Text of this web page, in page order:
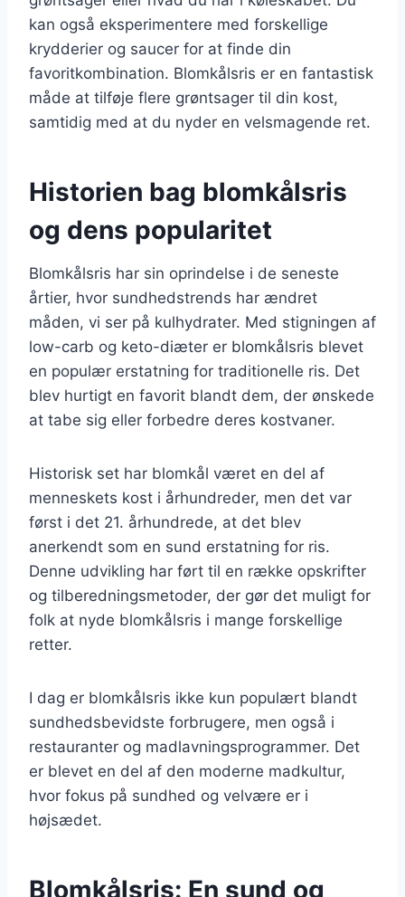
kan også eksperimentere med forskellige
krydderier og saucer for at finde din
favoritkombination. Blomkålsris er en fantastisk
måde at tilføje flere grøntsager til din kost,
samtidig med at du nyder en velsmagende ret.
Historien bag blomkålsris
og dens popularitet
Blomkålsris har sin oprindelse i de seneste
årtier, hvor sundhedstrends har ændret
måden, vi ser på kulhydrater. Med stigningen af
low-carb og keto-diæter er blomkålsris blevet
en populær erstatning for traditionelle ris. Det
blev hurtigt en favorit blandt dem, der ønskede
at tabe sig eller forbedre deres kostvaner.
Historisk set har blomkål været en del af
menneskets kost i århundreder, men det var
først i det 21. århundrede, at det blev
anerkendt som en sund erstatning for ris.
Denne udvikling har ført til en række opskrifter
og tilberedningsmetoder, der gør det muligt for
folk at nyde blomkålsris i mange forskellige
retter.
I dag er blomkålsris ikke kun populært blandt
sundhedsbevidste forbrugere, men også i
restauranter og madlavningsprogrammer. Det
er blevet en del af den moderne madkultur,
hvor fokus på sundhed og velvære er i
højsædet.
Blomkålsris: En sund og